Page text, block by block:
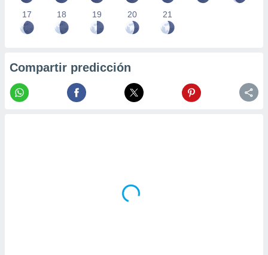
17 18 19 20 21
Compartir predicción